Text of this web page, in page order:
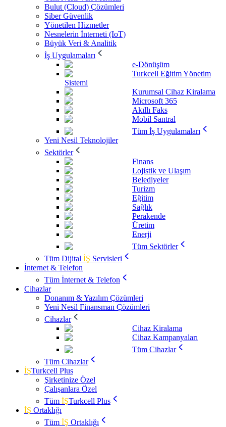
Bulut (Cloud) Çözümleri
Siber Güvenlik
Yönetilen Hizmetler
Nesnelerin İnterneti (IoT)
Büyük Veri & Analitik
İş Uygulamaları
e-Dönüşüm
Turkcell Eğitim Yönetim
Sistemi
Kurumsal Cihaz Kiralama
Microsoft 365
Akıllı Faks
Mobil Santral
Tüm İş Uygulamaları
Yeni Nesil Teknolojiler
Sektörler
Finans
Lojistik ve Ulaşım
Belediyeler
Turizm
Eğitim
Sağlık
Perakende
Üretim
Enerji
Tüm Sektörler
Tüm Dijital İŞ Servisleri
İnternet & Telefon
Tüm İnternet & Telefon
Cihazlar
Donanım & Yazılım Çözümleri
Yeni Nesil Finansman Çözümleri
Cihazlar
Cihaz Kiralama
Cihaz Kampanyaları
Tüm Cihazlar
Tüm Cihazlar
İŞTurkcell Plus
Şirketinize Özel
Çalışanlara Özel
Tüm İŞTurkcell Plus
İŞ Ortaklığı
Tüm İŞ Ortaklığı